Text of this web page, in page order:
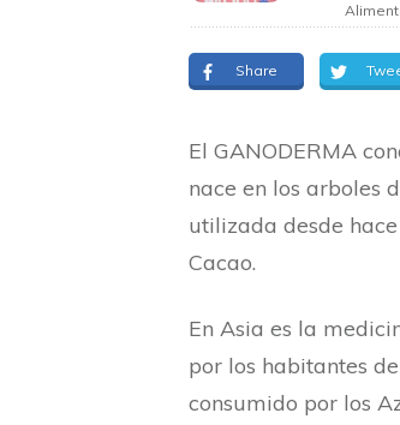
Share
El GANODERMA
nace en los arboles
utilizada desde
Cacao.
En Asia es la
por los habitantes
consumido por los